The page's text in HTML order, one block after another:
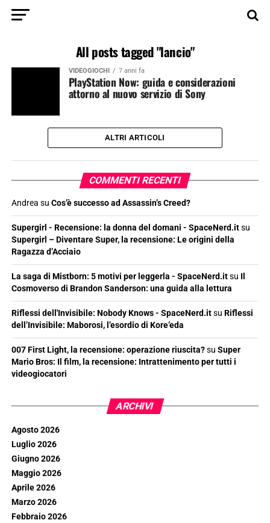
All posts tagged "lancio"
VIDEOGIOCHI 7 anni fa
PlayStation Now: guida e considerazioni
attorno al nuovo servizio di Sony
ALTRI ARTICOLI
COMMENTI RECENTI
Andrea su Cos’è successo ad Assassin’s Creed?
Supergirl - Recensione: la donna del domani - SpaceNerd.itsu
Supergirl – Diventare Super, la recensione: Le origini della
Ragazza d’Acciaio
La saga di Mistborn: 5 motivi per leggerla - SpaceNerd.itsu Il
Cosmoverso di Brandon Sanderson: una guida alla lettura
Riflessi dell'Invisibile: Nobody Knows - SpaceNerd.itsu Riflessi
dell’Invisibile: Maborosi, l’esordio di Kore’eda
007 First Light, la recensione: operazione riuscita?su Super
Mario Bros: Il film, la recensione: Intrattenimento per tutti i
videogiocatori
ARCHIVI
Agosto 2026
Luglio 2026
Giugno 2026
Maggio 2026
Aprile 2026
Marzo 2026
Febbraio 2026